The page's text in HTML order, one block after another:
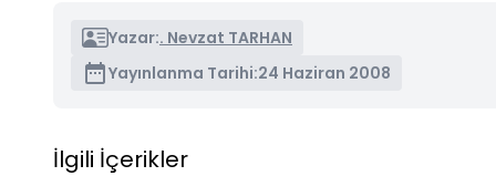
Yazar:. Nevzat TARHAN
Yayınlanma Tarihi:24 Haziran 2008
İlgili İçerikler